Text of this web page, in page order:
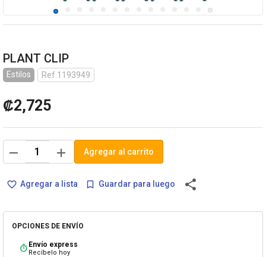
PLANT CLIP
Estilos Ref.1193949
₡2,725
remove add Agregar al carrito
favorite_border Agregar a lista bookmark_border Guardar para luego share
OPCIONES DE ENVÍO
timer Envío express
Recíbelo hoy